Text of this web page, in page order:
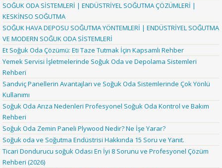
SOĞUK ODA SİSTEMLERİ | ENDÜSTRİYEL SOĞUTMA ÇÖZÜMLERİ |
KESKİNSO SOĞUTMA
SOĞUK HAVA DEPOSU SOĞUTMA YÖNTEMLERİ | ENDÜSTRİYEL SOĞUTMA
VE MODERN SOĞUK ODA SİSTEMLERİ
Et Soğuk Oda Çözümü: Eti Taze Tutmak İçin Kapsamlı Rehber
Yemek Servisi İşletmelerinde Soğuk Oda ve Depolama Sistemleri
Rehberi
Sandviç Panellerin Avantajları ve Soğuk Oda Sistemlerinde Çok Yönlü
Kullanımı
Soğuk Oda Arıza Nedenleri Profesyonel Soğuk Oda Kontrol ve Bakım
Rehberi
Soğuk Oda Zemin Paneli Plywood Nedir? Ne İşe Yarar?
Soğuk oda ve Soğutma Endüstrisi Hakkında 15 Soru ve Yanıt.
Ticari Dondurucu soğuk Odası En İyi 8 Sorunu ve Profesyonel Çözüm
Rehberi (2026)